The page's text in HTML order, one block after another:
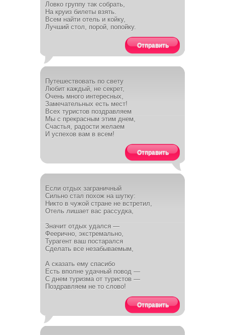
Ловко группу так собрать,
На круиз билеты взять.
Всем найти отель и койку,
Лучший стол, порой, попойку.
Отправить
Путешествовать по свету
Любит каждый, не секрет,
Очень много интересных,
Замечательных есть мест!
Всех туристов поздравляем
Мы с прекрасным этим днем,
Счастья, радости желаем
И успехов вам в всем!
Отправить
Если отдых заграничный
Сильно стал похож на шутку:
Никто в чужой стране не встретил,
Отель лишает вас рассудка,
Значит отдых удался —
Феерично, экстремально,
Турагент ваш постарался
Сделать все незабываемым,
А сказать ему спасибо
Есть вполне удачный повод —
С днем туризма от туристов —
Поздравляем не то слово!
Отправить